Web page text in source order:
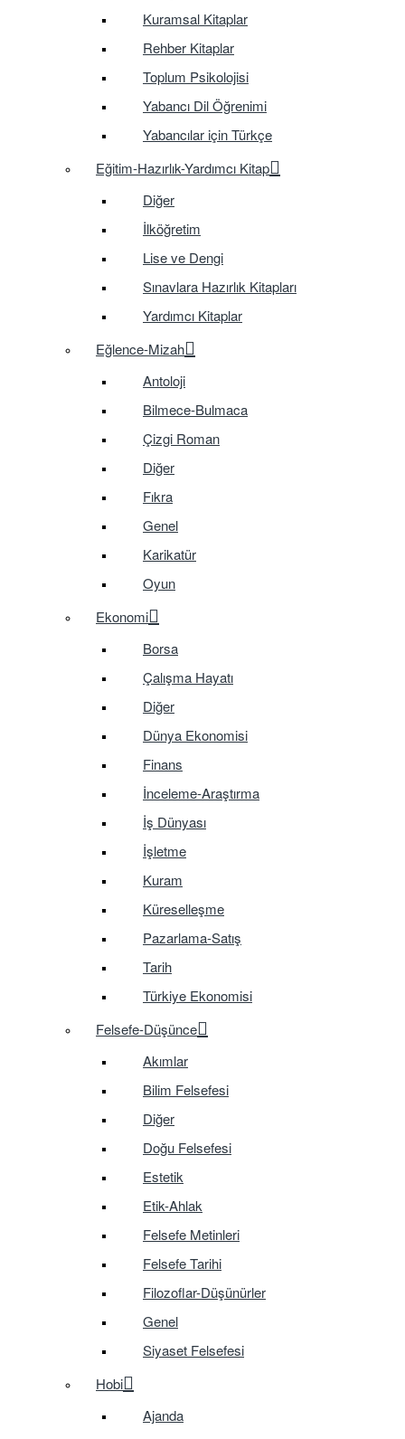
Kuramsal Kitaplar
Rehber Kitaplar
Toplum Psikolojisi
Yabancı Dil Öğrenimi
Yabancılar için Türkçe
Eğitim-Hazırlık-Yardımcı Kitap
Diğer
İlköğretim
Lise ve Dengi
Sınavlara Hazırlık Kitapları
Yardımcı Kitaplar
Eğlence-Mizah
Antoloji
Bilmece-Bulmaca
Çizgi Roman
Diğer
Fıkra
Genel
Karikatür
Oyun
Ekonomi
Borsa
Çalışma Hayatı
Diğer
Dünya Ekonomisi
Finans
İnceleme-Araştırma
İş Dünyası
İşletme
Kuram
Küreselleşme
Pazarlama-Satış
Tarih
Türkiye Ekonomisi
Felsefe-Düşünce
Akımlar
Bilim Felsefesi
Diğer
Doğu Felsefesi
Estetik
Etik-Ahlak
Felsefe Metinleri
Felsefe Tarihi
Filozoflar-Düşünürler
Genel
Siyaset Felsefesi
Hobi
Ajanda